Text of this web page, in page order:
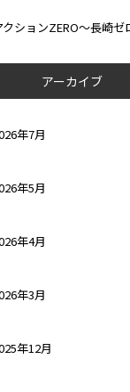
アーカイブ
年7月
年5月
年4月
年3月
年12月